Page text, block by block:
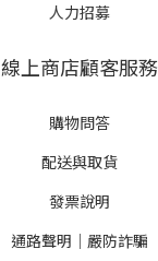
人力招募
線上商店顧客服務
購物問答
配送與取貨
發票說明
通路聲明｜嚴防詐騙